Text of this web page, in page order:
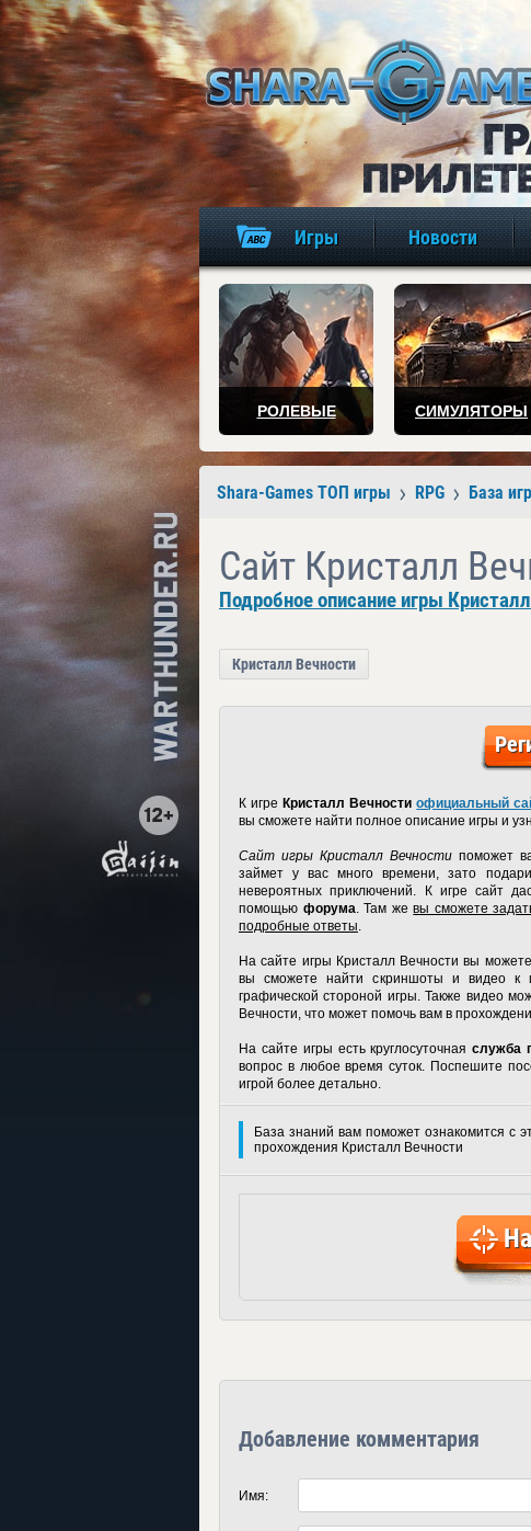
Игры Новости
РОЛЕВЫЕ СИМУЛЯТОРЫ
Shara-Games ТОП игры RPG База
Сайт Кристалл
Подробное описание игры
Кристалл Вечности
К игре Кристалл Вечностиофициальный
вы сможете найти полное описание игры и
Сайт игры Кристалл Вечности поможет
займет у вас много времени, зато
невероятных приключений. К игре сайт
помощью форума. Там жевы сможете
подробные ответы.
Насайте игры Кристалл Вечности вы можете
вы сможете найти скриншоты и видео к
графической стороной игры. Также видео
Вечности, что может помочь вам в
На сайте игры есть круглосуточнаяслужба
вопрос в любое время суток. Поспешите
игрой более детально.
База знаний вам поможет ознакомится с
прохождения Кристалл Вечности
Добавление комментария
Имя: